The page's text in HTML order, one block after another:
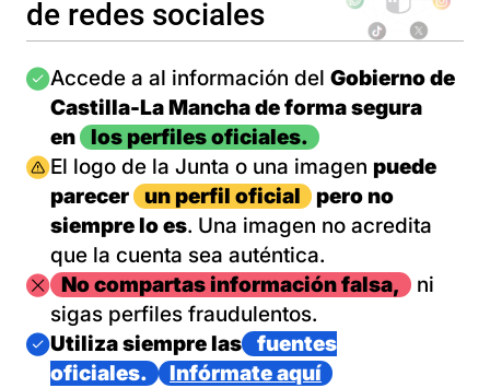
de redes sociales
Imagen
Accede a al información del Gobierno de
Castilla-La Mancha de forma segura
en
los perfiles oficiales.
Imagen
El logo de la Junta o una imagen puede
parecer
un perfil oficial
pero no
siempre lo es. Una imagen no acredita
que la cuenta sea auténtica.
ImagenNo compartas información falsa,
ni
sigas perfiles fraudulentos.
Imagen
Utiliza siempre las
fuentes
oficiales.
Infórmate aquí